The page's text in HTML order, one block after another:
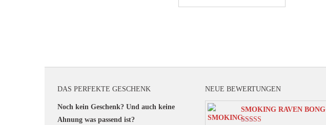
DAS PERFEKTE GESCHENK
Noch kein Geschenk? Und auch keine
Ahnung was passend ist?
NEUE BEWERTUNGEN
SMOKING RAVEN BONG